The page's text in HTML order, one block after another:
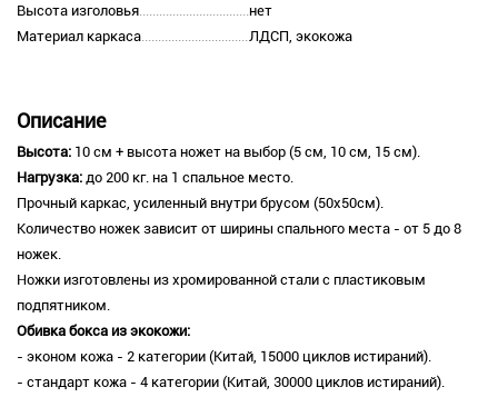
Высота изголовья
нет
Материал каркаса
ЛДСП, экокожа
Описание
Высота: 10 см + высота ножет на выбор (5 см, 10 см, 15 см).
Нагрузка: до 200 кг. на 1 спальное место.
Прочный каркас, усиленный внутри брусом (50х50см).
Количество ножек зависит от ширины спального места - от 5 до 8
ножек.
Ножки изготовлены из хромированной стали с пластиковым
подпятником.
Обивка бокса из экокожи:
- эконом кожа - 2 категории (Китай, 15000 циклов истираний).
- стандарт кожа - 4 категории (Китай, 30000 циклов истираний).